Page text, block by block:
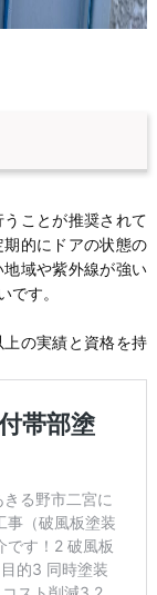
ことが推奨されて
的にドアの状態の
域や紫外線が強い
です。
の実績と資格を持